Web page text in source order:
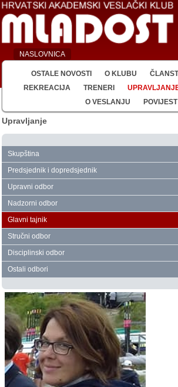
NASLOVNICA
OSTALE NOVOSTI O KLUBU
REKREACIJA
TRENERI
O VESLANJU
POVIJEST
Upravljanje
Skupština
Predsjednik i dopredsjednik
Upravni odbor
Nadzorni odbor
Glavni tajnik
Stručni odbor
Disciplinski odbor
Ostali odbori